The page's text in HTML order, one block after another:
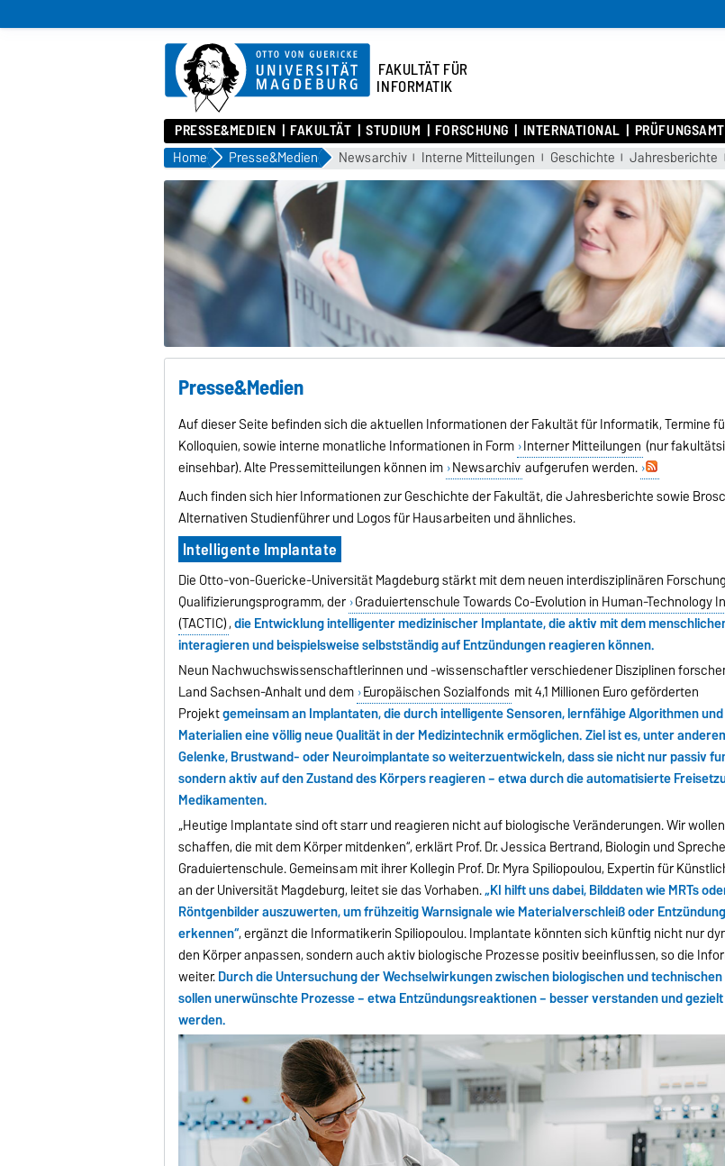
FAKULTÄT FÜR
INFORMATIK
PRESSE&MEDIEN FAKULTÄT STUDIUM FORSCHUNG INTERNATIONAL PRÜFUNGSAMT
Home Presse&Medien Newsarchiv Interne Mitteilungen Geschichte Jahresberichte
Presse&Medien
Auf dieser Seite befinden sich die aktuellen Informationen der Fakultät für Informatik, Termine
Kolloquien, sowie interne monatliche Informationen in Form Interner Mitteilungen (nur
einsehbar). Alte Pressemitteilungen können im Newsarchiv aufgerufen werden.
Auch finden sich hier Informationen zur Geschichte der Fakultät, die Jahresberichte sowie
Alternativen Studienführer und Logos für Hausarbeiten und ähnliches.
Intelligente Implantate
Die Otto-von-Guericke-Universität Magdeburg stärkt mit dem neuen interdisziplinären
Qualifizierungsprogramm, der Graduiertenschule Towards Co-Evolution in Human-Technology
(TACTIC),die Entwicklung intelligenter medizinischer Implantate, die aktiv mit dem
interagieren und beispielsweise selbstständig auf Entzündungen reagieren können.
Neun Nachwuchswissenschaftlerinnen und -wissenschaftler verschiedener Disziplinen
Land Sachsen-Anhalt und dem Europäischen Sozialfonds mit 4,1 Millionen Euro geförderten
Projektgemeinsam an Implantaten, die durch intelligente Sensoren, lernfähige Algorithmen
Materialien eine völlig neue Qualität in der Medizintechnik ermöglichen. Ziel ist es, unter
Gelenke, Brustwand- oder Neuroimplantate so weiterzuentwickeln, dass sie nicht nur passiv
sondern aktiv auf den Zustand des Körpers reagieren – etwa durch die automatisierte
Medikamenten.
„Heutige Implantate sind oft starr und reagieren nicht auf biologische Veränderungen. Wir
schaffen, die mit dem Körper mitdenken“, erklärt Prof. Dr. Jessica Bertrand, Biologin und
Graduiertenschule. Gemeinsam mit ihrer Kollegin Prof. Dr. Myra Spiliopoulou, Expertin für
an der Universität Magdeburg, leitet sie das Vorhaben.„KI hilft uns dabei, Bilddaten wie MRTs
Röntgenbilder auszuwerten, um frühzeitig Warnsignale wie Materialverschleiß oder
erkennen“, ergänzt die Informatikerin Spiliopoulou. Implantate könnten sich künftig nicht nur
den Körper anpassen, sondern auch aktiv biologische Prozesse positiv beeinflussen, so die
weiter.Durch die Untersuchung der Wechselwirkungen zwischen biologischen und
sollen unerwünschte Prozesse – etwa Entzündungsreaktionen – besser verstanden und
werden.